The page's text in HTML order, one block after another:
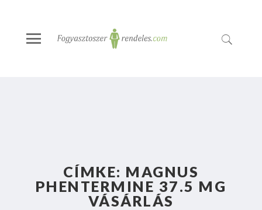
CÍMKE: MAGNUS
PHENTERMINE 37.5 MG
VÁSÁRLÁS